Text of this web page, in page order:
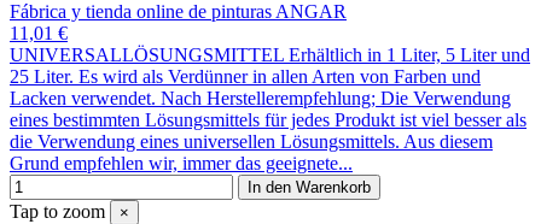
Fábrica y tienda online de pinturas ANGAR
11,01 €
UNIVERSALLÖSUNGSMITTEL Erhältlich in 1 Liter, 5 Liter und
25 Liter. Es wird als Verdünner in allen Arten von Farben und
Lacken verwendet. Nach Herstellerempfehlung; Die Verwendung
eines bestimmten Lösungsmittels für jedes Produkt ist viel besser als
die Verwendung eines universellen Lösungsmittels. Aus diesem
Grund empfehlen wir, immer das geeignete...
In den Warenkorb
Tap to zoom ×